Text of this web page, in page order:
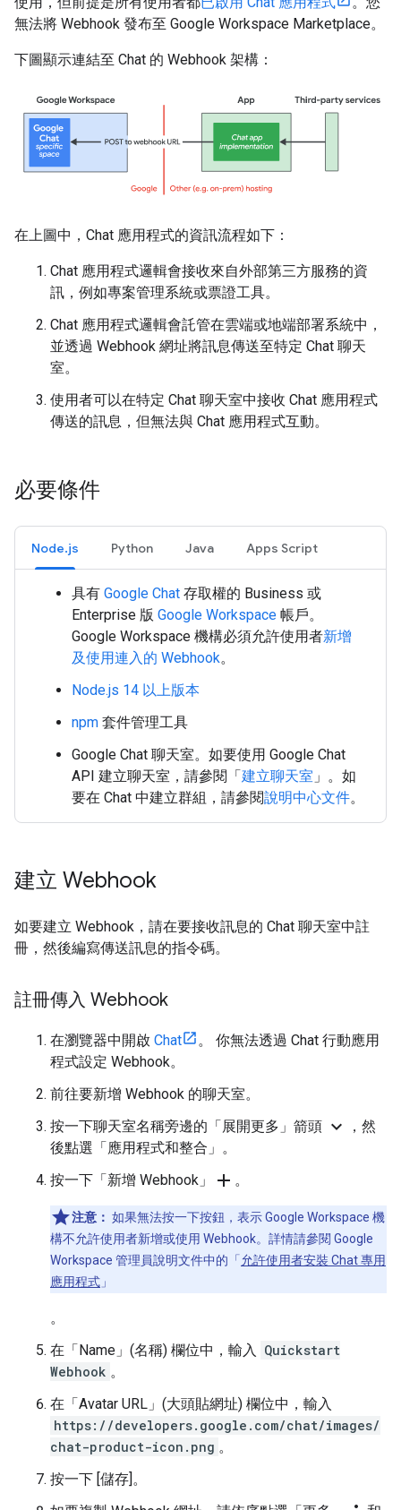
無法將 Webhook 發布至 Google Workspace Marketplace。
下圖顯示連結至 Chat 的 Webhook 架構：
在上圖中，Chat 應用程式的資訊流程如下：
Chat 應用程式邏輯會接收來自外部第三方服務的資
訊，例如專案管理系統或票證工具。
Chat 應用程式邏輯會託管在雲端或地端部署系統中，
並透過 Webhook 網址將訊息傳送至特定 Chat 聊天
室。
使用者可以在特定 Chat 聊天室中接收 Chat 應用程式
傳送的訊息，但無法與 Chat 應用程式互動。
必要條件
Node.js Python Java Apps Script
具有 Google Chat 存取權的 Business 或
Enterprise 版 Google Workspace 帳戶。
Google Workspace 機構必須允許使用者新增
及使用連入的 Webhook。
Node.js 14 以上版本
npm 套件管理工具
Google Chat 聊天室。如要使用 Google Chat
API 建立聊天室，請參閱「 建立聊天室 」。如
要在 Chat 中建立群組，請參閱說明中心文件。
建立 Webhook
如要建立 Webhook，請在要接收訊息的 Chat 聊天室中註
冊，然後編寫傳送訊息的指令碼。
註冊傳入 Webhook
在瀏覽器中開啟 Chat
。 你無法透過 Chat 行動應用
程式設定 Webhook。
前往要新增 Webhook 的聊天室。
按一下聊天室名稱旁邊的「展開更多」箭頭 expand_more
，然
後點選「應用程式和整合」 。
按一下「新增 Webhook」
add 。
注意： 如果無法按一下按鈕，表示 Google Workspace 機
構不允許使用者新增或使用 Webhook。詳情請參閱 Google
Workspace 管理員說明文件中的「 允許使用者安裝 Chat 專用
應用程式 」
。
在「Name」(名稱) 欄位中，輸入 Quickstart
Webhook 。
在「Avatar URL」(大頭貼網址) 欄位中，輸入
https://developers.google.com/chat/images/
chat-product-icon.png 。
按一下 [儲存] 。